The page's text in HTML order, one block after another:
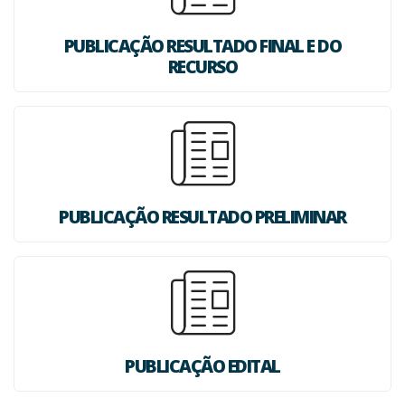
PUBLICAÇÃO RESULTADO FINAL E DO
RECURSO
PUBLICAÇÃO RESULTADO PRELIMINAR
PUBLICAÇÃO EDITAL